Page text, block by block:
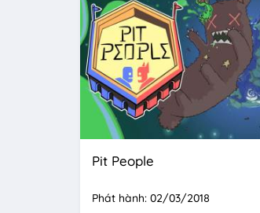
Pit People
Phát hành: 02/03/2018